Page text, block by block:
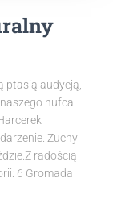
ptasią audycją,
hufca
Zuchy
radością
6 Gromada